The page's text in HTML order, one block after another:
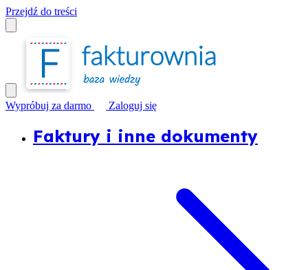
Przejdź do treści
Wypróbuj za darmo Zaloguj się
Faktury i inne dokumenty